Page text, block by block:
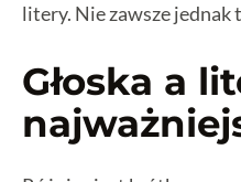
litery. Nie zawsze jednak
Głoska a